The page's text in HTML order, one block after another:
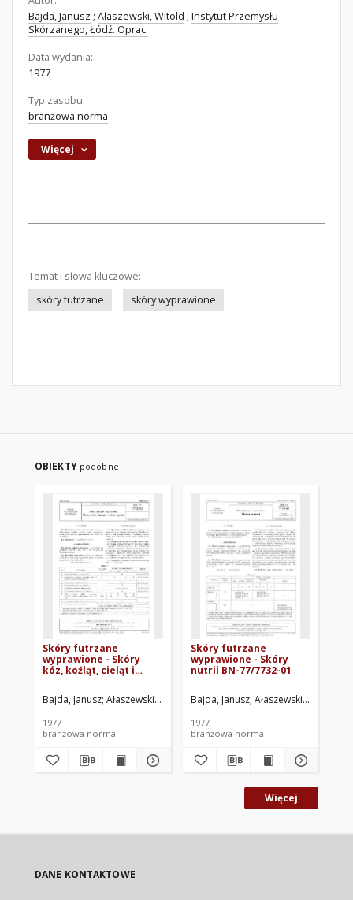
Bajda, Janusz ; Ałaszewski, Witold ; Instytut Przemysłu
Skórzanego, Łódź. Oprac.
Data wydania:
1977
Typ zasobu:
branżowa norma
Więcej
Temat i słowa kluczowe:
skóry futrzane
skóry wyprawione
OBIEKTY podobne
Skóry futrzane
wyprawione - Skóry
kóz, koźląt, cieląt i
Bajda, Janusz Ałaszewski, Witold Instytut Przemysłu Skórzanego,
1977
branżowa norma
Skóry futrzane
wyprawione - Skóry
nutrii BN-77/7732-01
Bajda, Janusz Ałaszewski, Witold
1977
branżowa norma
Więcej
DANE KONTAKTOWE